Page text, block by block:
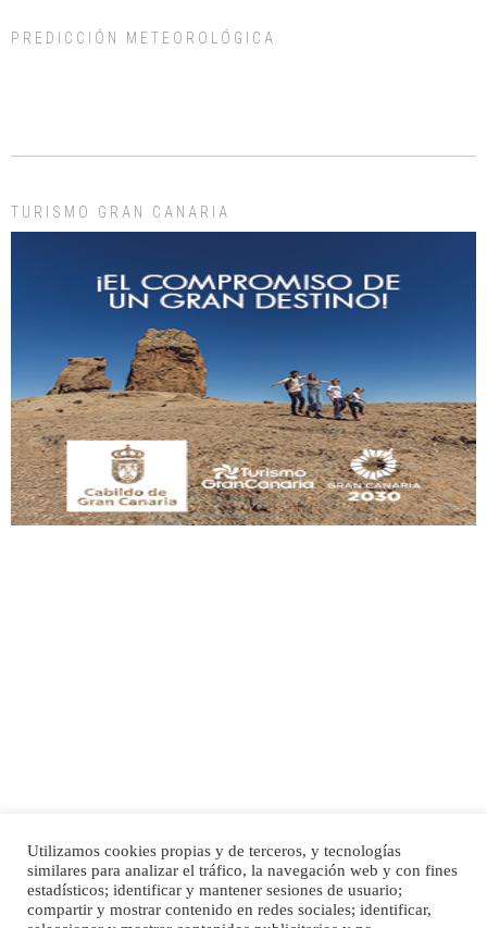
días, ella incluida...
Gato manso encontrado
Este gato macho ha aparecido en la calle hace menos de un mes, es muy
manso y extremadamente cari...
Leales.org » Gran Canaria | 9.7.2025
SHIBA PERDIDO AVDA JOSE MESA Y LOPEZ
PERRO MACHO RAZA SHIBA CON MICROCHIP PERDIDO HOY 06/07/2025 ZONA
MESA Y LOPEZ. ES MUY ASUSTADIZO
PREDICCIÓN METEOROLÓGICA
TURISMO GRAN CANARIA
Inicio Publicidad
Política de privacidad
Aviso Legal
Cláusula de Cookies
Utilizamos cookies propias y de terceros, y tecnologías
similares para analizar el tráfico, la navegación web y con fines
estadísticos; identificar y mantener sesiones de usuario;
compartir y mostrar contenido en redes sociales; identificar,